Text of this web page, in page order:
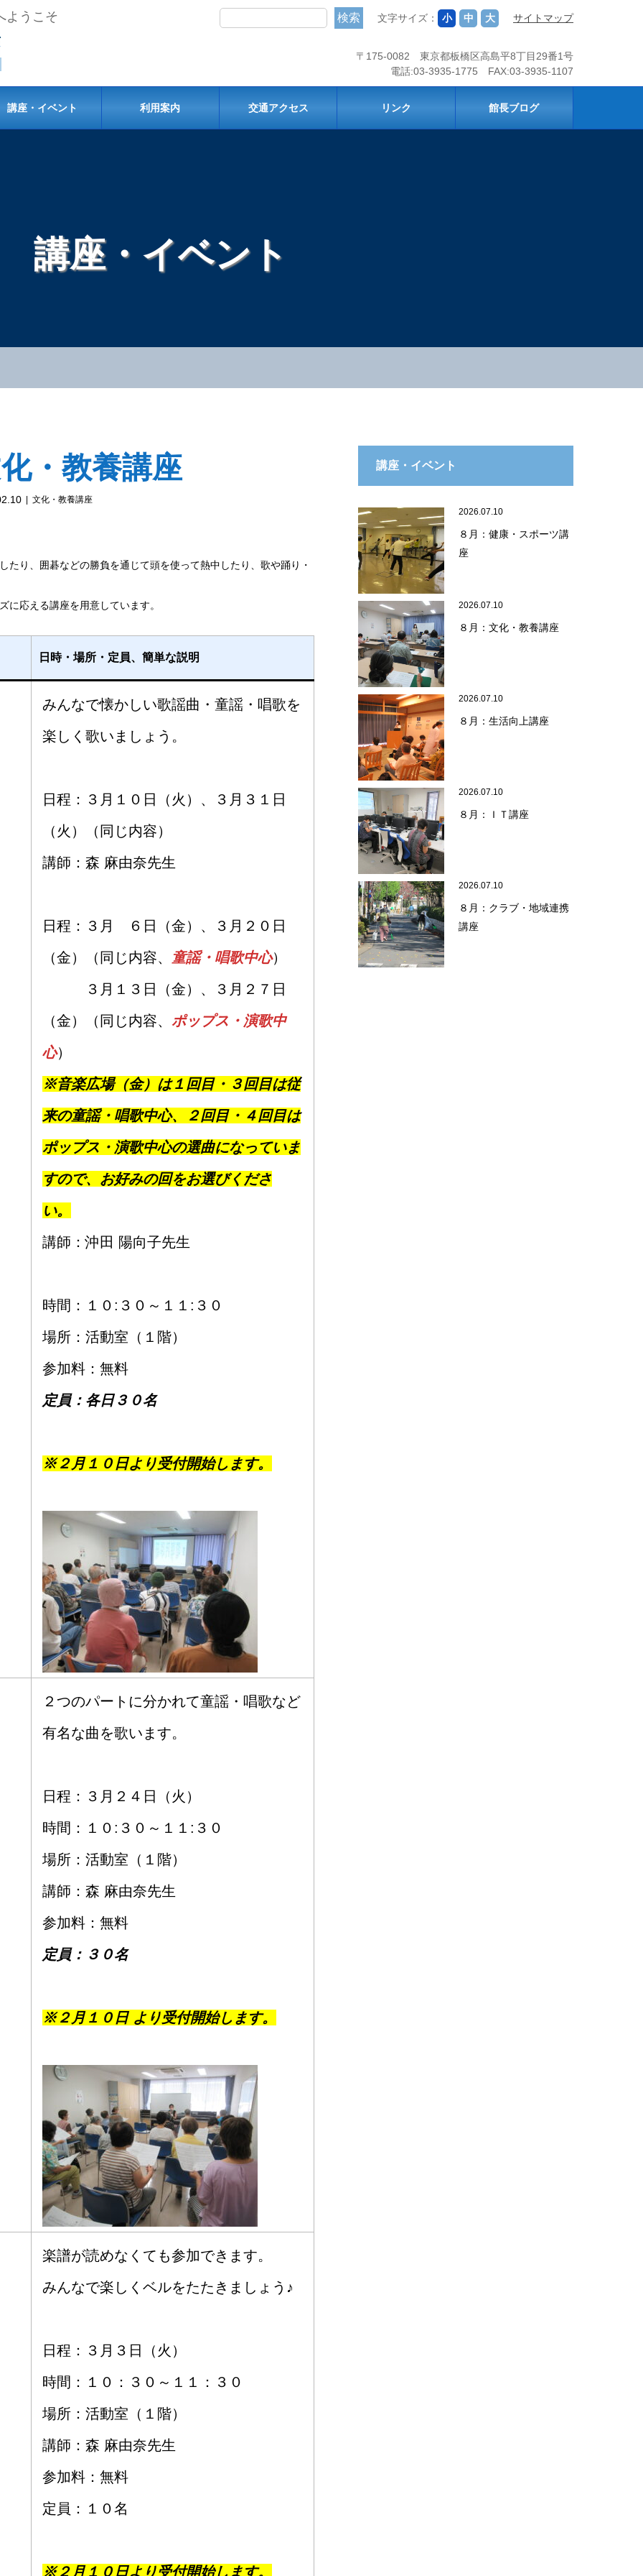
ようこそ 文字サイズ： 小 中 大 サイトマップ
〒175-0082 東京都板橋区高島平8丁目29番1号
電話:03-3935-1775 FAX:03-3935-1107
講座・イベント 利用案内 交通アクセス リンク 館長ブログ
講座・イベント
・教養講座
文化・教養講座
り、囲碁などの勝負を通じて頭を使って熱中したり、歌や踊り・
に応える講座を用意しています。
日時・場所・定員、簡単な説明
みんなで懐かしい歌謡曲・童謡・唱歌を
楽しく歌いましょう。
日程：３月１０日（火）、３月３１日
（火）（同じ内容）
講師：森 麻由奈先生
日程：３月 ６日（金）、３月２０日
（金）（同じ内容、 童謡・唱歌中心）
３月１３日（金）、３月２７日
（金）（同じ内容、 ポップス・演歌中
心）
※音楽広場（金）は１回目・３回目は従
来の童謡・唱歌中心、２回目・４回目は
ポップス・演歌中心の選曲になっていま
すので、お好みの回をお選びくださ
い。
講師：沖田 陽向子先生
時間：１０:３０～１１:３０
場所：活動室（１階）
参加料：無料
定員：各日３０名
※２月１０日より受付開始します。
２つのパートに分かれて童謡・唱歌など
有名な曲を歌います。
日程：３月２４日（火）
時間：１０:３０～１１:３０
場所：活動室（１階）
講師：森 麻由奈先生
参加料：無料
定員：３０名
※２月１ ０ 日 より受付開始します。
楽譜が読めなくても参加できます。
みんなで楽しくベルをたたきましょう♪
日程：３月３日（火）
時間：１０：３０～１１：３０
場所：活動室（１階）
講師：森 麻由奈先生
参加料：無料
定員：１０名
※２ 月１０ 日より受付開始します。
講座・イベント
2026.07.10
８月：健康・スポーツ講
座
2026.07.10
８月：文化・教養講座
2026.07.10
８月：生活向上講座
2026.07.10
８月：ＩＴ講座
2026.07.10
８月：クラブ・地域連携
講座